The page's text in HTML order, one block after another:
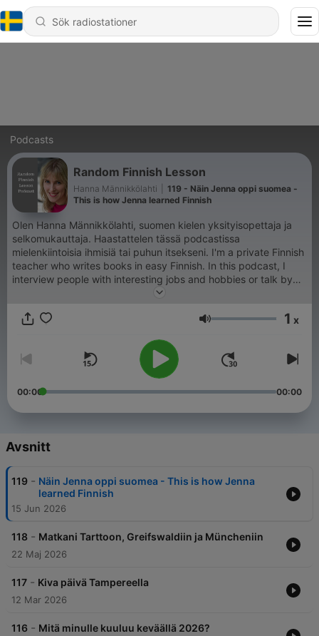
Podcasts
Random Finnish Lesson
Hanna Männikkölahti
119 - Näin Jenna oppi suomea -
This is how Jenna learned Finnish
Olen Hanna Männikkölahti, suomen kielen yksityisopettaja ja
selkomukauttaja. Haastattelen tässä podcastissa
mielenkiintoisia ihmisiä tai puhun itsekseni. I'm a private Finnish
teacher who writes books in easy Finnish. In this podcast, I
interview people with interesting jobs and hobbies or talk by
Volym 1 x
00:00 00:00
Avsnitt
119 - Näin Jenna oppi suomea - This is how Jenna
learned Finnish
15 Jun 2026
118 - Matkani Tarttoon, Greifswaldiin ja Müncheniin
22 Maj 2026
117 - Kiva päivä Tampereella
12 Mar 2026
116 - Mitä minulle kuuluu keväällä 2026?